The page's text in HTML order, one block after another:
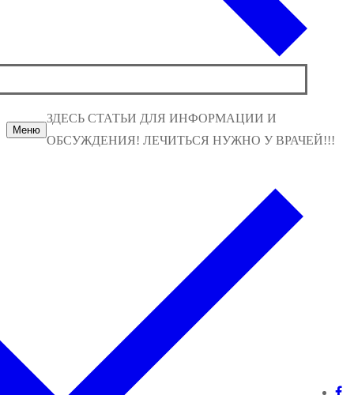
Меню
ЗДЕСЬ СТАТЬИ ДЛЯ ИНФОРМАЦИИ И
ОБСУЖДЕНИЯ! ЛЕЧИТЬСЯ НУЖНО У ВРАЧЕЙ!!!